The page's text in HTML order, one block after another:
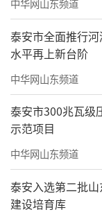
中华网山东频道
泰安市全面推行
水平再上新台阶
中华网山东频道
泰安市300兆瓦级
示范项目
中华网山东频道
泰安入选第二批
建设培育库